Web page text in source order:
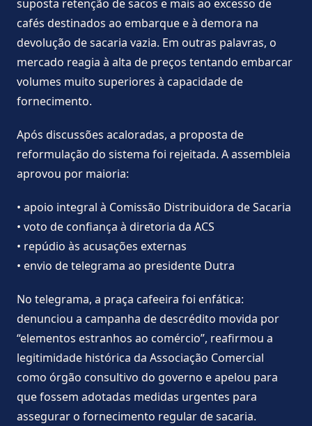
suposta retenção de sacos e mais ao excesso de
cafés destinados ao embarque e à demora na
devolução de sacaria vazia. Em outras palavras, o
mercado reagia à alta de preços tentando embarcar
volumes muito superiores à capacidade de
fornecimento.
Após discussões acaloradas, a proposta de
reformulação do sistema foi rejeitada. A assembleia
aprovou por maioria:
• apoio integral à Comissão Distribuidora de Sacaria
• voto de confiança à diretoria da ACS
• repúdio às acusações externas
• envio de telegrama ao presidente Dutra
No telegrama, a praça cafeeira foi enfática:
denunciou a campanha de descrédito movida por
“elementos estranhos ao comércio”, reafirmou a
legitimidade histórica da Associação Comercial
como órgão consultivo do governo e apelou para
que fossem adotadas medidas urgentes para
assegurar o fornecimento regular de sacaria.